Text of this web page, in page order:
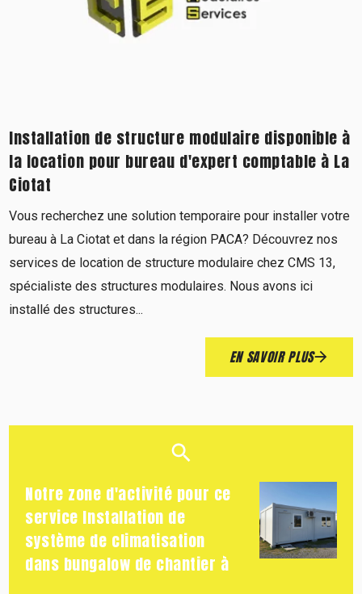
Installation de structure modulaire disponible à
la location pour bureau d'expert comptable à La
Ciotat
Vous recherchez une solution temporaire pour installer votre
bureau à La Ciotat et dans la région PACA? Découvrez nos
services de location de structure modulaire chez CMS 13,
spécialiste des structures modulaires. Nous avons ici
installé des structures...
EN SAVOIR PLUS
Notre zone d'activité pour ce
service Installation de
système de climatisation
dans bungalow de chantier à